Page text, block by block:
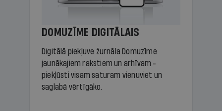
DOMUZĪME DIGITĀLAIS
Digitālā piekļuve žurnāla Domuzīme
jaunākajiem rakstiem un arhīvam -
piekļūsti visam saturam vienuviet un
saglabā vērtīgāko.